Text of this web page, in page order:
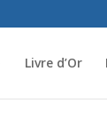
Livre d’Or